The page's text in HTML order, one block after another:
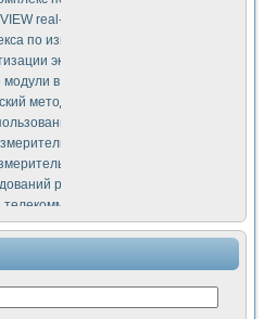
real-time module для
по измерению скорости подвижного
экспериментальных
в стандарте Nl SCXI для
метод в дефектоскопии сварных
машинного зрения в
системы для
комплекс аппаратуры для
рабочих процессов ДВС в
радиолиний систем передачи данных
комплекс для исследования
стенд для исследования
параметров операционных
на основе цифровой